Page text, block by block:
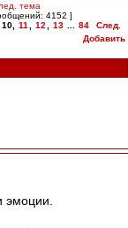
тема
4152 ]
10, 11 12 13 84
След.
Добавить
эмоции.